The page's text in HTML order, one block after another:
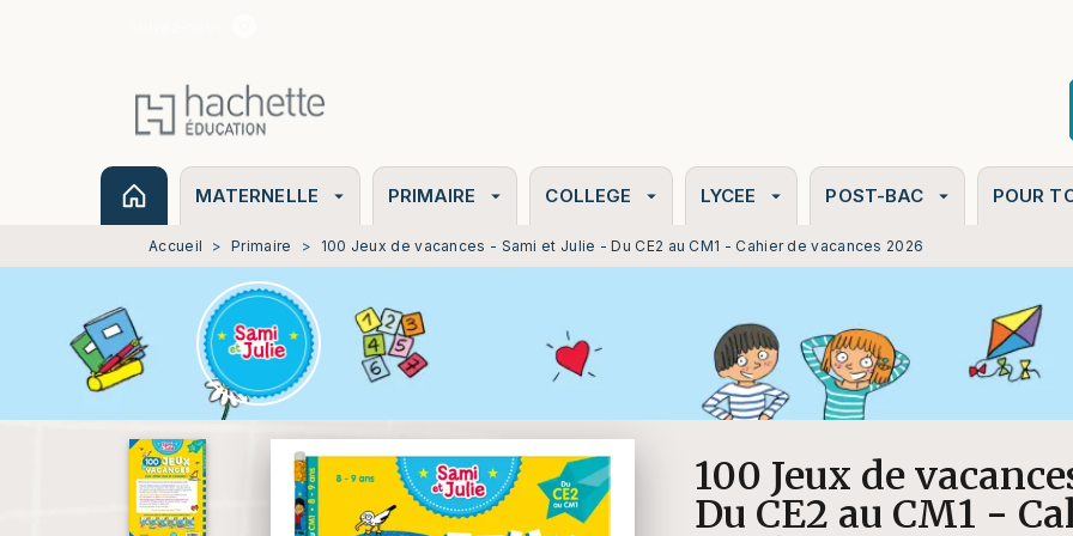
MATERNELLE arrow_drop_down PRIMAIRE arrow_drop_down COLLEGE arrow_drop_down LYCEE arrow_drop_down POST-BAC arrow_drop_down POUR
Accueil > Primaire > 100 Jeux de vacances - Sami et Julie - Du CE2 au CM1 - Cahier de vacances 2026
100 Jeux de
Du CE2 au CM1 -